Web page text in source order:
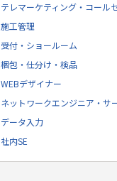
テレマーケティング・コール
施工管理
受付・ショールーム
梱包・仕分け・検品
WEBデザイナー
ネットワークエンジニア・サ
データ入力
社内SE